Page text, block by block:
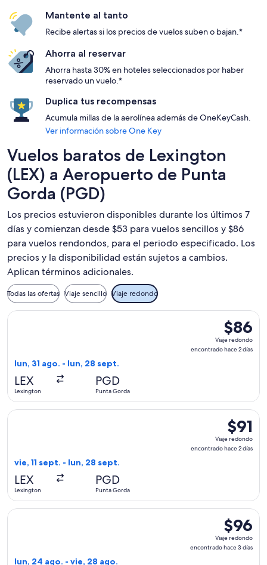
Mantente al tanto
Recibe alertas si los precios de vuelos suben o bajan.*
Ahorra al reservar
Ahorra hasta 30% en hoteles seleccionados por haber
reservado un vuelo.*
Duplica tus recompensas
Acumula millas de la aerolínea además de OneKeyCash.
Ver información sobre One Key
Vuelos baratos de Lexington
(LEX) a Aeropuerto de Punta
Gorda (PGD)
Los precios estuvieron disponibles durante los últimos 7
días y comienzan desde $53 para vuelos sencillos y $86
para vuelos rendondos, para el periodo especificado. Los
precios y la disponibilidad están sujetos a cambios.
Aplican términos adicionales.
Todas las ofertas Viaje sencillo Viaje redondo
$86
Viaje
redondo,
$86
Viaje redondo
encontrado hace 2 días
lun, 31 ago. - lun, 28 sept.
LEX
Lexington
PGD
Punta Gorda
Seleccionar vuelo de Allegiant Air, con salida el lun, 31
$91
Viaje
redondo,
$91
Viaje redondo
encontrado hace 2 días
vie, 11 sept. - lun, 28 sept.
LEX
Lexington
PGD
Punta Gorda
Seleccionar vuelo de Allegiant Air, con salida el vie, 11
$96
Viaje
redondo,
$96
Viaje redondo
encontrado hace 3 días
lun, 24 ago. - vie, 28 ago.
Seleccionar vuelo de Allegiant Air, con salida el lun, 24